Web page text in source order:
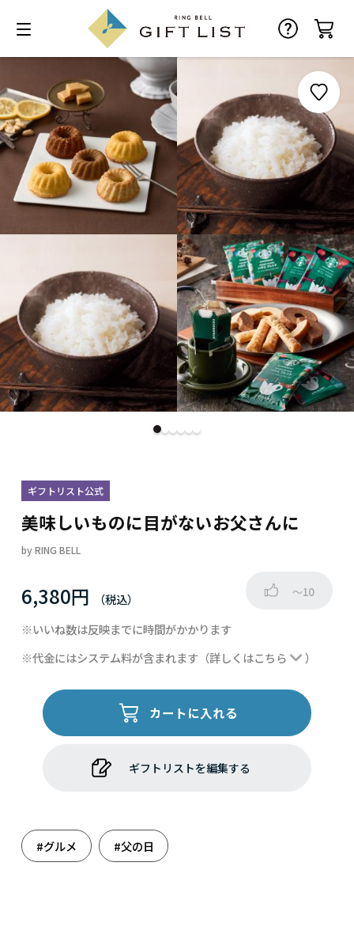
お気に入り
ギフトリスト公式
美味しいものに目がないお父さんに
byRING BELL
6,380円 ～10
※いいね数は反映までに時間がかかります
※代金にはシステム料が含まれます（詳しくはこちら ）
カートに入れる
ギフトリストを編集する
#グルメ #父の日